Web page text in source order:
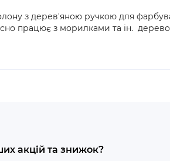
з дерев'яною ручкою для
працює з морилками та ін.
акцій та знижок?